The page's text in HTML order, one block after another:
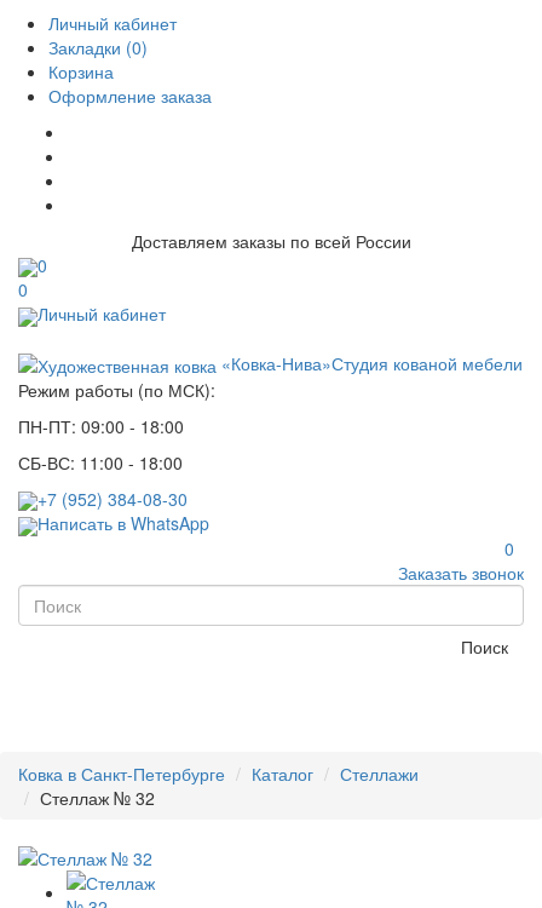
Личный кабинет
Закладки (0)
Корзина
Оформление заказа
Доставляем заказы по всей России
0
0
Личный кабинет
«Ковка-Нива»Студия кованой мебели
Режим работы (по МСК):
ПН-ПТ: 09:00 - 18:00
СБ-ВС: 11:00 - 18:00
+7 (952) 384-08-30
Написать в WhatsApp
0
Заказать звонок
Поиск
Ковка в Санкт-Петербурге Каталог
Стеллажи
Стеллаж № 32